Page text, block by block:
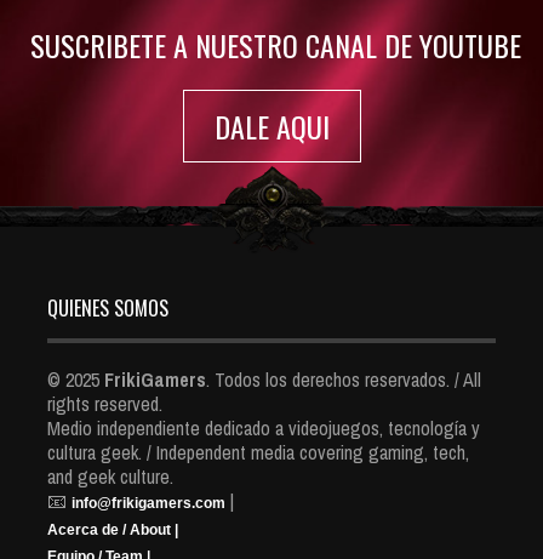
SUSCRIBETE A NUESTRO CANAL DE YOUTUBE
DALE AQUI
QUIENES SOMOS
© 2025 FrikiGamers. Todos los derechos reservados. / All
rights reserved.
Medio independiente dedicado a videojuegos, tecnología y
cultura geek. / Independent media covering gaming, tech,
and geek culture.
📧 info@frikigamers.com |
Acerca de / About |